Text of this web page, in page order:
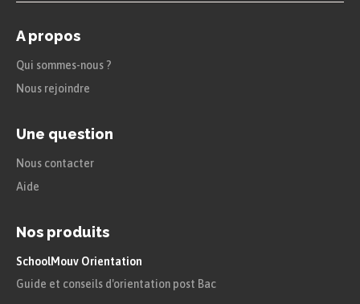
A propos
Qui sommes-nous ?
Nous rejoindre
Une question
Nous contacter
Aide
Nos produits
SchoolMouv Orientation
Guide et conseils d'orientation post Bac